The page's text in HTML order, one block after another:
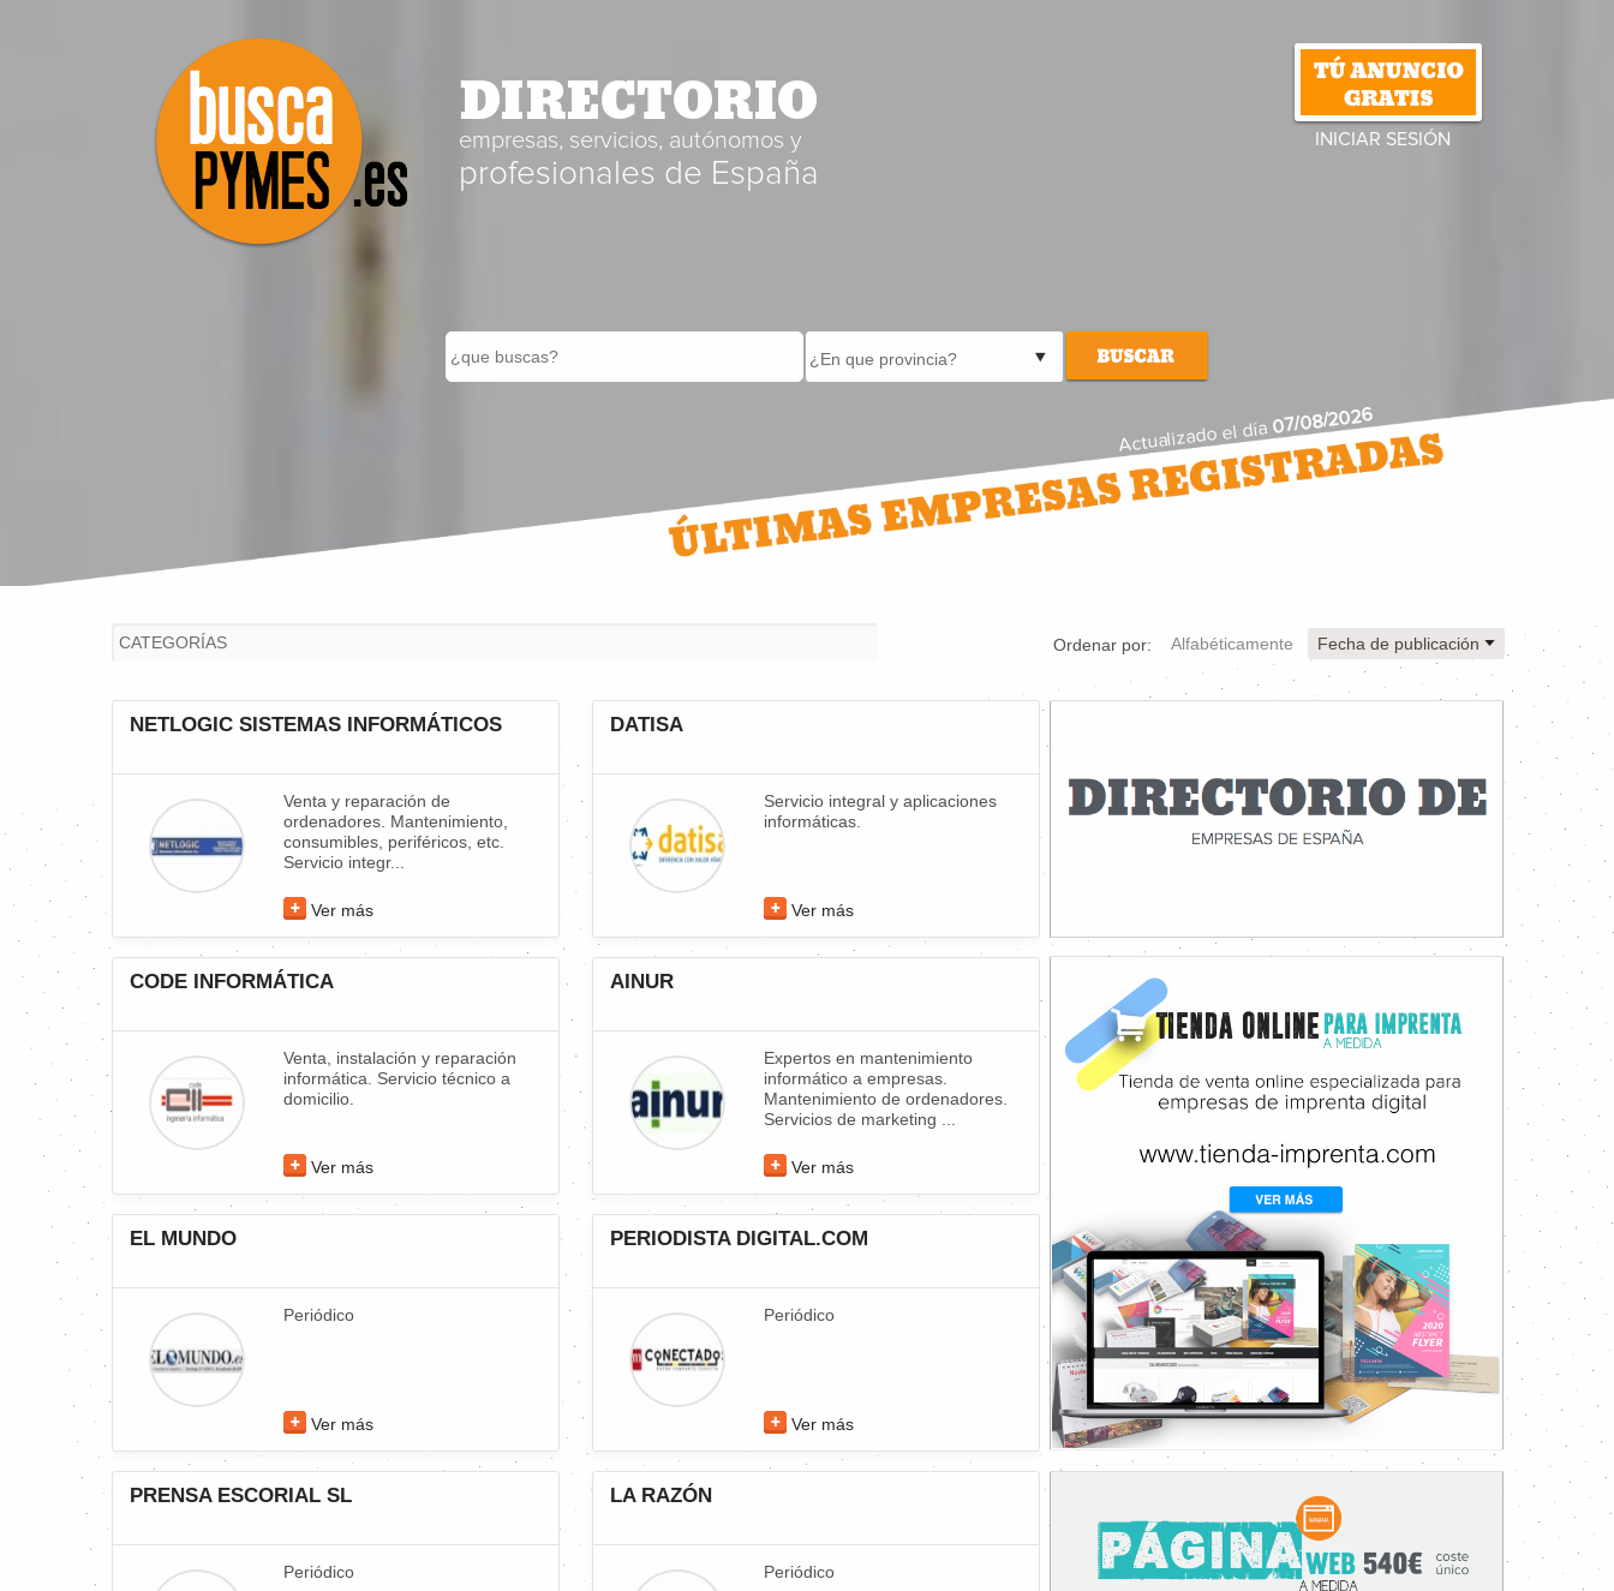
DIRECTORIO
empresas, servicios, autónomos y
profesionales de España
INICIAR SESIÓN
Actualizado el día07/08/2026
Ordenar por: Alfabéticamente Fecha de publicación
NETLOGIC SISTEMAS INFORMÁTICOS
Venta y reparación de
ordenadores. Mantenimiento,
consumibles, periféricos, etc.
Servicio integr...
Ver más
DATISA
Servicio integral y aplicaciones
informáticas.
Ver más
CODE INFORMÁTICA
Venta, instalación y reparación
informática. Servicio técnico a
domicilio.
Ver más
AINUR
Expertos en mantenimiento
informático a empresas.
Mantenimiento de ordenadores.
Servicios de marketing ...
Ver más
EL MUNDO
Periódico
Ver más
PERIODISTA DIGITAL.COM
Periódico
Ver más
PRENSA ESCORIAL SL
Periódico
LA RAZÓN
Periódico